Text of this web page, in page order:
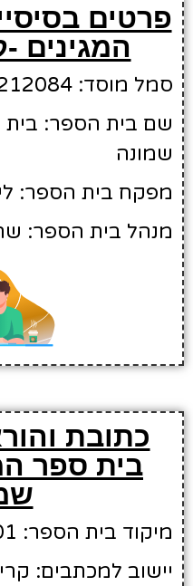
פרטים
המגינים
סמל מוסד: 10212084
שם בית הספר: בית
שמונה
מפקח בית הספר:
מנהל בית הספר:
כתובת
בית ספר
מיקוד בית הספר: 1101901
יישוב למכתבים: